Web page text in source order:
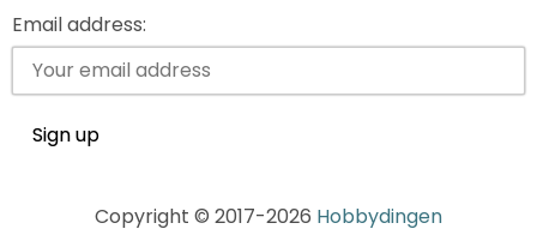
Email address:
Copyright © 2017-2026 Hobbydingen